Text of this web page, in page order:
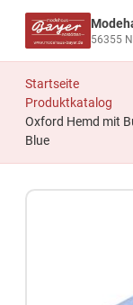
56355
Startseite
Produktkatalog
Oxford Hemd mit
Blue